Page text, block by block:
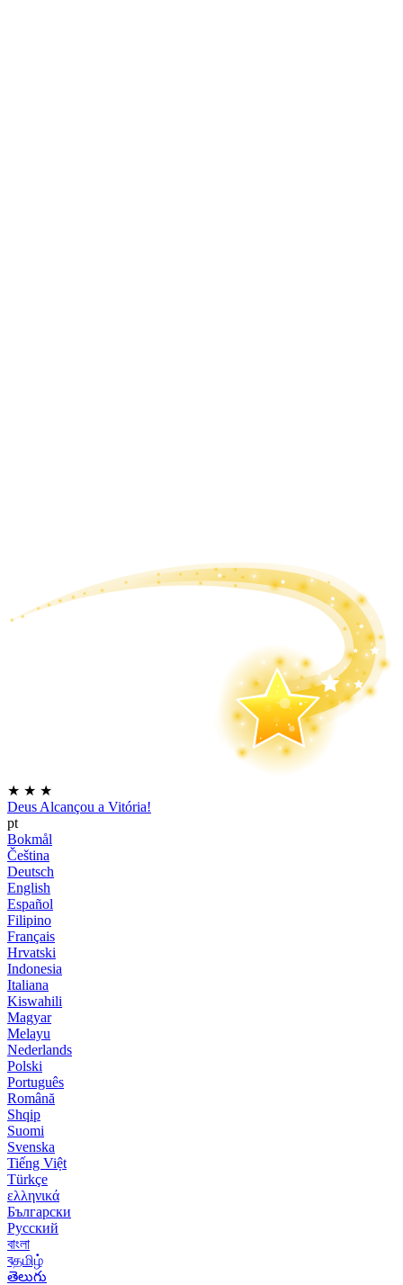
★ ★ ★
Deus Alcançou a Vitória!
pt
Bokmål
Čeština
Deutsch
English
Español
Filipino
Français
Hrvatski
Indonesia
Italiana
Kiswahili
Magyar
Melayu
Nederlands
Polski
Português
Română
Shqip
Suomi
Svenska
Tiếng Việt
Türkçe
ελληνικά
Български
Русский
বাংলা
বதமிழ்
తెలుగు